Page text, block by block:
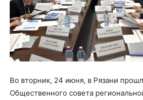
Во вторник, 24 июня, в Рязани
Общественного совета